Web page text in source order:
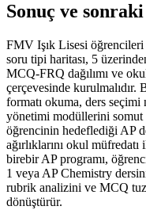
Sonuç ve
FMV Işık Lisesi
soru tipi haritası, 5
MCQ-FRQ dağılımı ve
çerçevesinde kurulmalıdır.
formatı okuma, ders seçimi
yönetimi modüllerini somut
öğrencinin hedeflediği AP
ağırlıklarını okul
birebir AP programı,
1 veya AP Chemistry
rubrik analizini ve MCQ
dönüştürür.